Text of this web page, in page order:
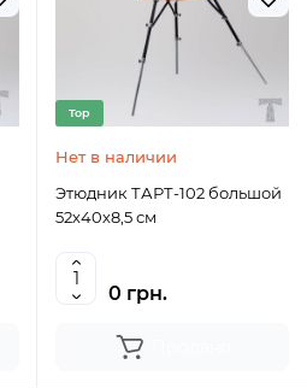
Top
Нет в наличии
Этюдник ТАРТ-102 большой
52х40х8,5 см
0 грн.